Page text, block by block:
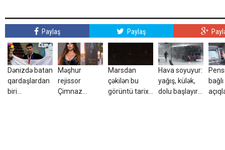
Paylaş Paylaş
Dənizdə batan
qardaşlardan
biri
Məşhur
rejissor
Çimnaz
Marsdan
çəkilən bu
görüntü tarixə
Hava soyuyur:
yağış, külək,
dolu başlayır